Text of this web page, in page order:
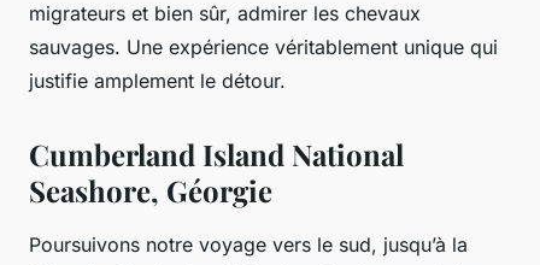
migrateurs et bien sûr, admirer les chevaux
sauvages. Une expérience véritablement unique qui
justifie amplement le détour.
Cumberland Island National
Seashore, Géorgie
Poursuivons notre voyage vers le sud, jusqu’à la